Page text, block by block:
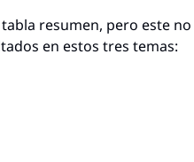
resumen, pero este no
en estos tres temas: